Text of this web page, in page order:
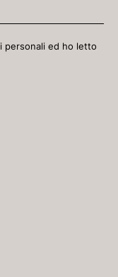
personali ed ho letto